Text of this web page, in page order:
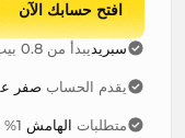
افتح حسابك الآن
سبريديبدأ من 0.8 بيب.
يقدم الحساب صفر
متطلبات الهامش 1% للصفقات.